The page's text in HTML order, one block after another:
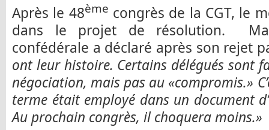
Après le 48ème congrès de la CGT, le
dans le projet de résolution.
confédérale a déclaré après son rejet
ont leur histoire. Certains délégués sont
négociation, mais pas au «compromis.»
terme était employé dans un document
Au prochain congrès, il choquera moins.»